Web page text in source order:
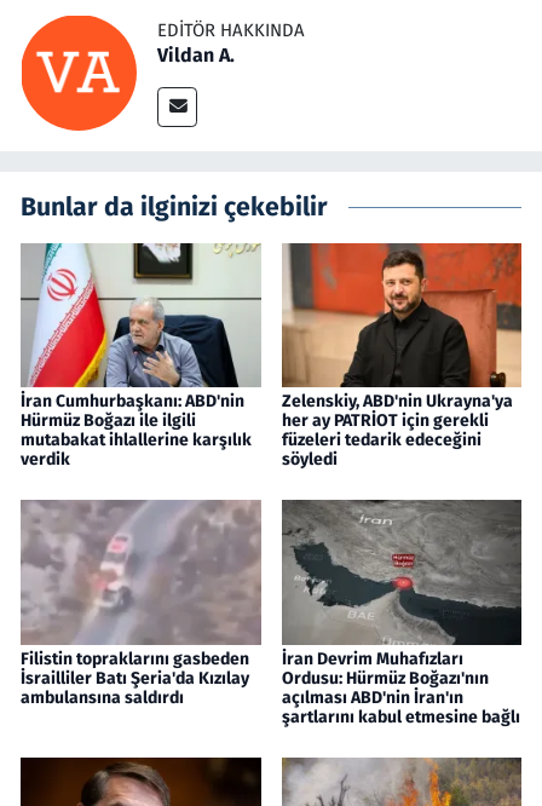
EDITÖR HAKKINDA
Vildan A.
Bunlar da ilginizi çekebilir
İran Cumhurbaşkanı: ABD'nin
Hürmüz Boğazı ile ilgili
mutabakat ihlallerine karşılık
verdik
Zelenskiy, ABD'nin Ukrayna'ya
her ay PATRİOT için gerekli
füzeleri tedarik edeceğini
söyledi
Filistin topraklarını gasbeden
İsrailliler Batı Şeria'da Kızılay
ambulansına saldırdı
İran Devrim Muhafızları
Ordusu: Hürmüz Boğazı'nın
açılması ABD'nin İran'ın
şartlarını kabul etmesine bağlı